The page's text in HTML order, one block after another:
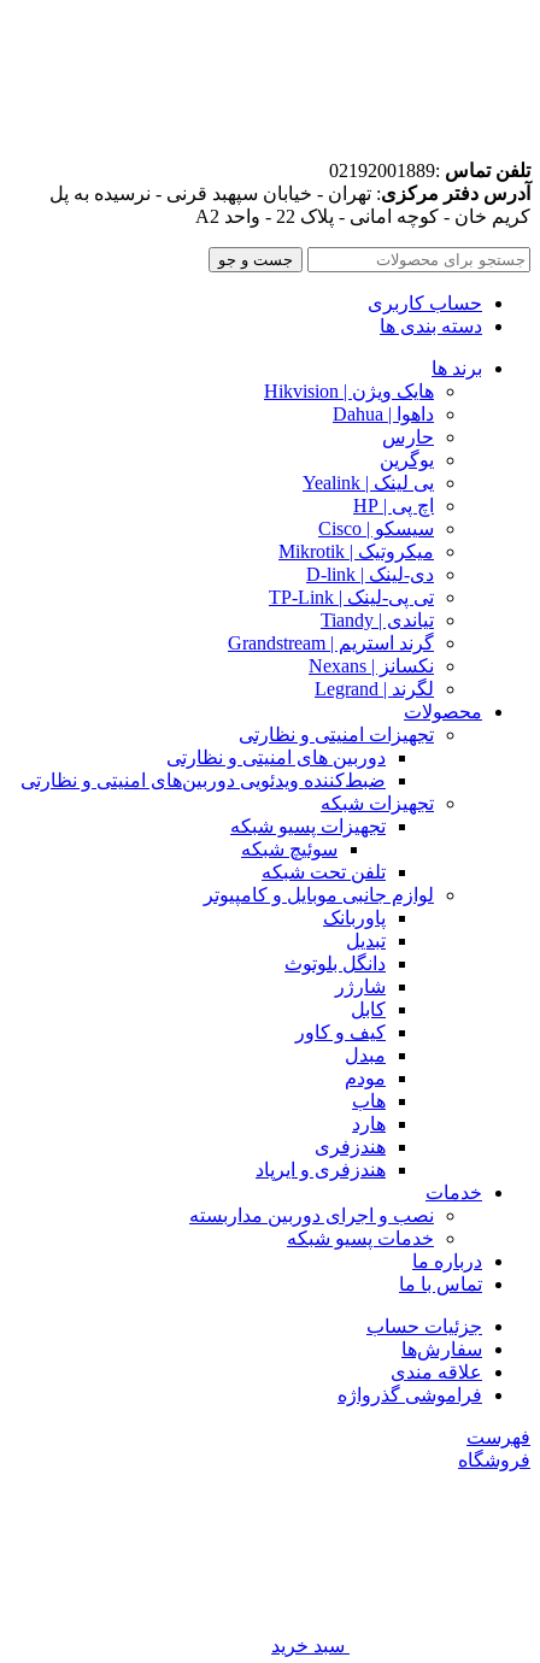
تلفن تماس :02192001889
آدرس دفتر مرکزی: تهران - خیابان سپهبد قرنی - نرسیده به پل
کریم خان - کوچه امانی - پلاک 22 - واحد A2
جست و جو
حساب کاربری
دسته بندی ها
برند ها
هایک ویژن | Hikvision
داهوا | Dahua
حارس
یوگرین
یی لینک | Yealink
اچ پی | HP
سیسکو | Cisco
میکروتیک | Mikrotik
دی-لینک | D-link
تی پی-لینک | TP-Link
تیاندی | Tiandy
گرند استریم | Grandstream
نکسانز | Nexans
لگرند | Legrand
محصولات
تجهیزات امنیتی و نظارتی
دوربین های امنیتی و نظارتی
ضبط‌کننده ویدئویی دوربین‌های امنیتی و نظارتی
تجهیزات شبکه
تجهیزات پسیو شبکه
سوئیچ‌ شبکه
تلفن تحت شبکه
لوازم جانبی موبایل و کامپیوتر
پاوربانک
تبدیل
دانگل بلوتوث
شارژر
کابل
کیف و کاور
مبدل
مودم
هاب
هارد
هندزفری
هندزفری و ایرپاد
خدمات
نصب و اجرای دوربین مداربسته
خدمات پسیو شبکه
درباره ما
تماس با ما
جزئیات حساب
سفارش‌ها
علاقه مندی
فراموشی گذرواژه
فهرست
فروشگاه
سبد خرید